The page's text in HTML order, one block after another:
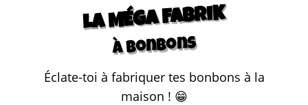
LA MÉGA FABRIK
à bonbons
Éclate-toi à fabriquer tes bonbons à la
maison ! 😁